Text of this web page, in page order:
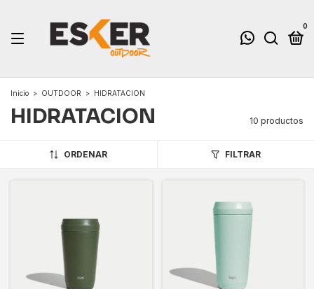
0
Inicio > OUTDOOR > HIDRATACION
HIDRATACION 10 productos
ORDENAR FILTRAR